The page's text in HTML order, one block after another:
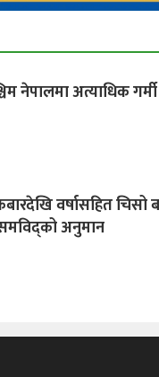
नेपालमा अत्याधिक गर्मी
वर्षासहित चिसो
अनुमान